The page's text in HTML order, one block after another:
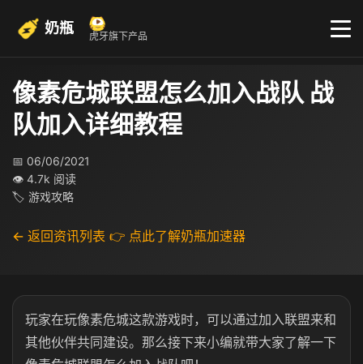
奶瓶 虎牙旗下产品
像素危城联盟怎么加入战队 战
队加入详细教程
📅 06/06/2021
👁 4.7k 阅读
🏷 游戏攻略
← 返回资讯列表 👉 点此了解奶瓶加速器
玩家在玩像素危城这款游戏时，可以通过加入联盟来和
其他伙伴共同建设。那么接下来小编就带大家了解一下